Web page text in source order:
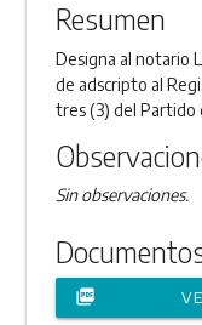
Resumen
Designa al notario
de adscripto al
tres (3) del Partido
Sin observaciones.
picture_as_pdf